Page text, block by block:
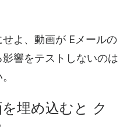
よ、 動画が Eメールの
響をテストしないのは
埋め込むと ク